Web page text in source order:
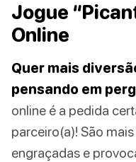
Jogue
Online
Quer mais
pensando em
online é a pedida
parceiro(a)! São
engraçadas e